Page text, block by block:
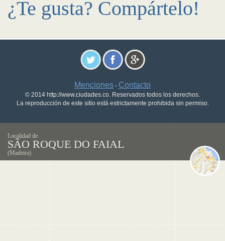
¿Te gusta? Compártelo!
Menciones - Contacto
© 2014 http://www.ciudades.co. Reservados todos los derechos.
La reproducción de este sitio está estrictamente prohibida sin permiso.
Localidad de
SÃO ROQUE DO FAIAL
(Madeira)